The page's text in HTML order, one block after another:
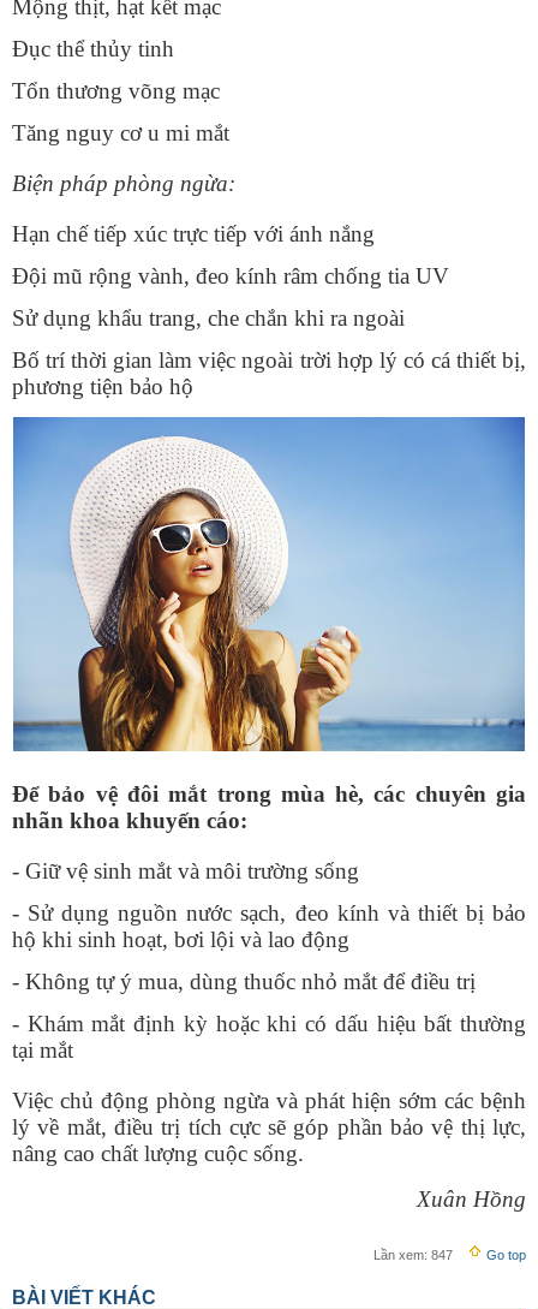
Mộng thịt, hạt kết mạc
Đục thể thủy tinh
Tổn thương võng mạc
Tăng nguy cơ u mi mắt
Biện pháp phòng ngừa:
Hạn chế tiếp xúc trực tiếp với ánh nắng
Đội mũ rộng vành, đeo kính râm chống tia UV
Sử dụng khẩu trang, che chắn khi ra ngoài
Bố trí thời gian làm việc ngoài trời hợp lý có cá thiết bị,
phương tiện bảo hộ
Để bảo vệ đôi mắt trong mùa hè, các chuyên gia
nhãn khoa khuyến cáo:
- Giữ vệ sinh mắt và môi trường sống
- Sử dụng nguồn nước sạch, đeo kính và thiết bị bảo
hộ khi sinh hoạt, bơi lội và lao động
- Không tự ý mua, dùng thuốc nhỏ mắt để điều trị
- Khám mắt định kỳ hoặc khi có dấu hiệu bất thường
tại mắt
Việc chủ động phòng ngừa và phát hiện sớm các bệnh
lý về mắt, điều trị tích cực sẽ góp phần bảo vệ thị lực,
nâng cao chất lượng cuộc sống.
Xuân Hồng
Lần xem: 847 Go top
BÀI VIẾT KHÁC